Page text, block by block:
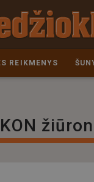
REIKMENYS